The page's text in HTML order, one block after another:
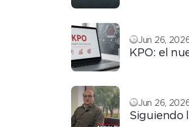
Jun 26,
KPO: el
Jun 26,
Siguiendo